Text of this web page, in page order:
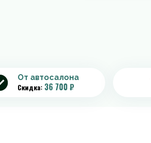
От автосалона
Скидка: 36 700 ₽